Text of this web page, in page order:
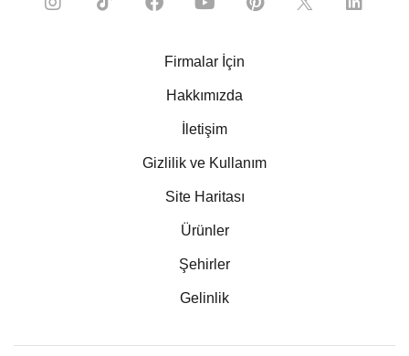
Firmalar İçin
Hakkımızda
İletişim
Gizlilik ve Kullanım
Site Haritası
Ürünler
Şehirler
Gelinlik